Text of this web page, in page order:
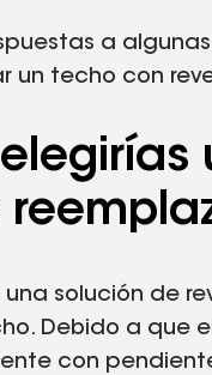
a
un techo con
una solución de
Debido a que
con